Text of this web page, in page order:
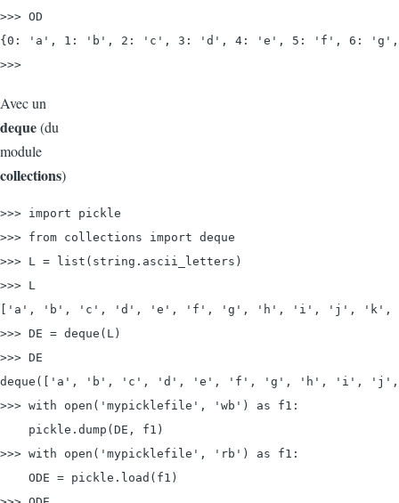
>>> OD
{0: 'a', 1: 'b', 2: 'c', 3: 'd', 4: 'e', 5: 'f', 6: 'g',
>>>
Avec un
deque(du
module
collections)
>>> import pickle
>>> from collections import deque
>>> L = list(string.ascii_letters)
>>> L
['a', 'b', 'c', 'd', 'e', 'f', 'g', 'h', 'i', 'j', 'k',
>>> DE = deque(L)
>>> DE
deque(['a', 'b', 'c', 'd', 'e', 'f', 'g', 'h', 'i',
>>> with open('mypicklefile', 'wb') as f1:
    pickle.dump(DE, f1)
>>> with open('mypicklefile', 'rb') as f1:
    ODE = pickle.load(f1)